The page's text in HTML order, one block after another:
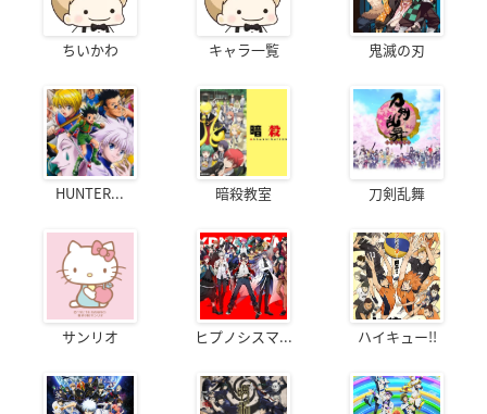
ちいかわ キャラ一覧 鬼滅の刃
HUNTER... 暗殺教室 刀剣乱舞
サンリオ ヒプノシスマ... ハイキュー!!